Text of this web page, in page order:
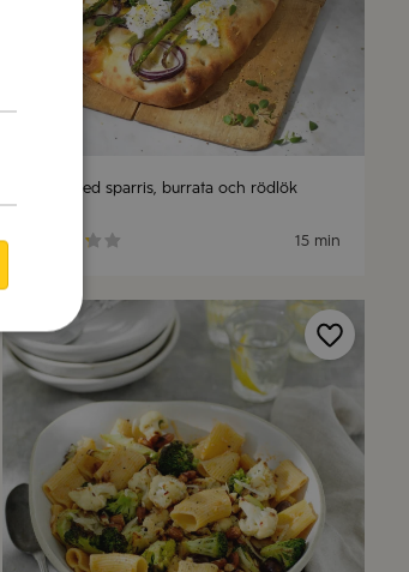
Pinsa med sparris, burrata och rödlök
15 min